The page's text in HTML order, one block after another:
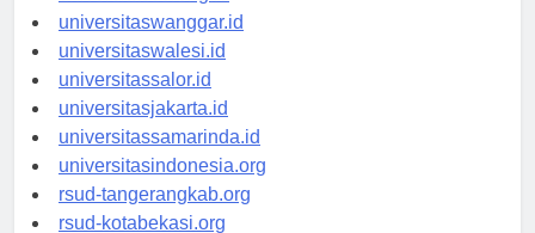
universitassorong.id
universitaswanggar.id
universitaswalesi.id
universitassalor.id
universitasjakarta.id
universitassamarinda.id
universitasindonesia.org
rsud-tangerangkab.org